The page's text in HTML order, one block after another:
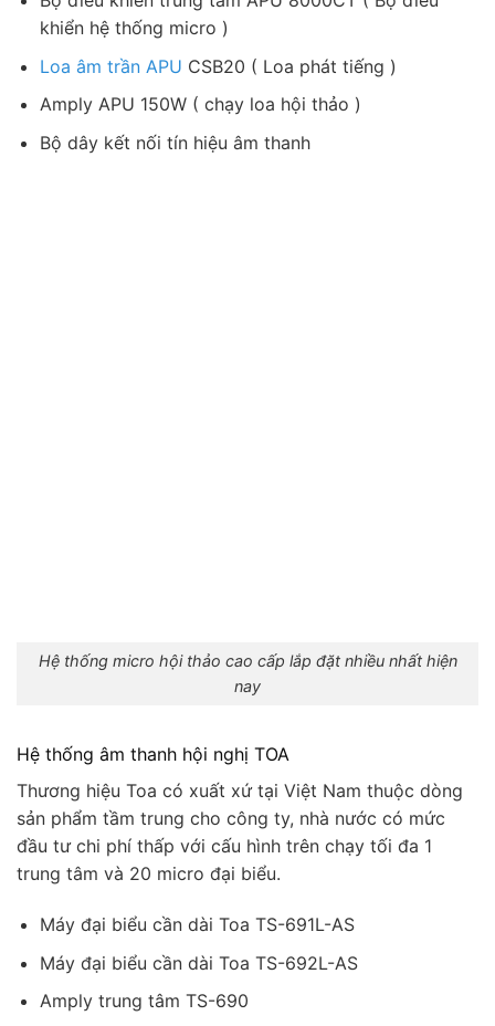
khiển hệ thống micro )
Loa âm trần APU CSB20 ( Loa phát tiếng )
Amply APU 150W ( chạy loa hội thảo )
Bộ dây kết nối tín hiệu âm thanh
Hệ thống micro hội thảo cao cấp lắp đặt nhiều nhất hiện
nay
Hệ thống âm thanh hội nghị TOA
Thương hiệu Toa có xuất xứ tại Việt Nam thuộc dòng
sản phẩm tầm trung cho công ty, nhà nước có mức
đầu tư chi phí thấp với cấu hình trên chạy tối đa 1
trung tâm và 20 micro đại biểu.
Máy đại biểu cần dài Toa TS-691L-AS
Máy đại biểu cần dài Toa TS-692L-AS
Amply trung tâm TS-690